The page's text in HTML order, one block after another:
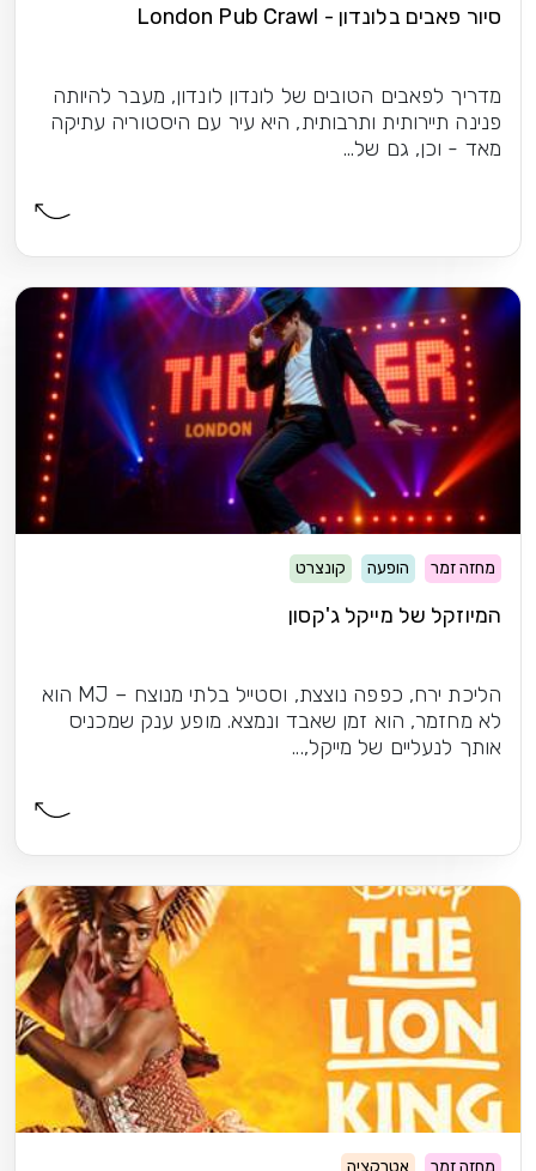
סיור פאבים בלונדון - London Pub Crawl
מדריך לפאבים הטובים של לונדון לונדון, מעבר להיותה
פנינה תיירותית ותרבותית, היא עיר עם היסטוריה עתיקה
מאד - וכן, גם של...
מחזה זמר הופעה קונצרט
המיוזקל של מייקל ג'קסון
הליכת ירח, כפפה נוצצת, וסטייל בלתי מנוצח – MJ הוא
לא מחזמר, הוא זמן שאבד ונמצא. מופע ענק שמכניס
אותך לנעליים של מייקל,...
מחזה זמר אטרקציה